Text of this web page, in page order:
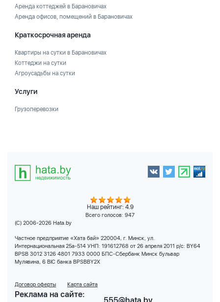
Аренда коттеджей в Барановичах
Аренда офисов, помещений в Барановичах
Краткосрочная аренда
Квартиры на сутки в Барановичах
Коттеджи на сутки
Агроусадьбы на сутки
Услуги
Грузоперевозки
Наш рейтинг: 4.9
Всего голосов: 947
(C) 2006-2026 Hata.by
Частное предприятие «Хата бай» 220004, г. Минск, ул.
Интернациональная 25а-514 УНП: 191612768 от 26 апреля 2011 р/с: BY64
BPSB 3012 3126 4801 7933 0000 БПС-Сбербанк Минск бульвар
Мулявина, 6 BIC банка BPSBBY2X
Договор оферты Карта сайта
Реклама на сайте: